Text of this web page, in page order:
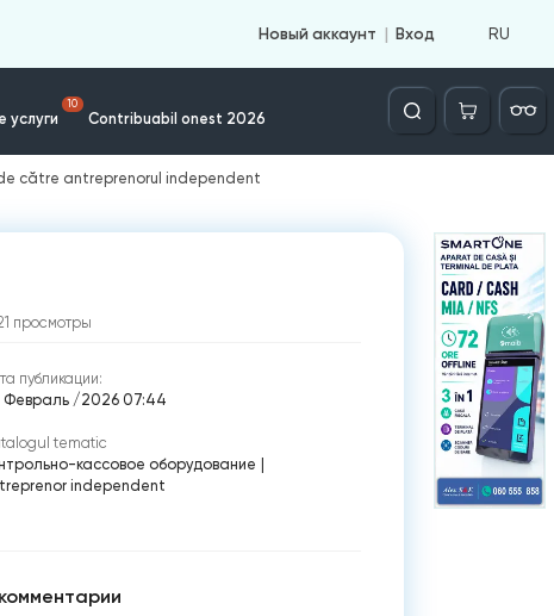
Новый аккаунт Вход RU
услуги
10
Contribuabil onest 2026
Căutare
către antreprenorul independent
просмотры
публикации:
Февраль /2026 07:44
tematic
кассовое оборудование
independent
комментарии